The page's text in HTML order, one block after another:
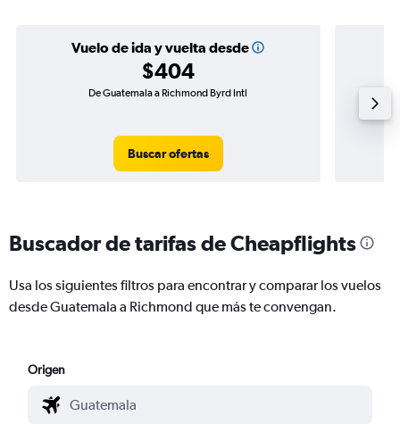
Vuelo de ida y vuelta desde
$404
De Guatemala a Richmond Byrd Intl
Buscar ofertas
Buscador de tarifas de Cheapflights
Usa los siguientes filtros para encontrar y comparar los vuelos
desde Guatemala a Richmond que más te convengan.
Origen